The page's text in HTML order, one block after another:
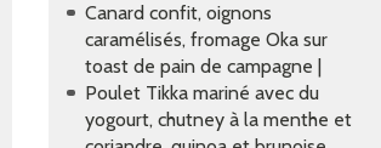
Canard confit, oignons
caramélisés, fromage Oka sur
toast de pain de campagne |
Poulet Tikka mariné avec du
yogourt, chutney à la menthe et